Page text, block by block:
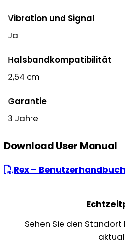
Vibration und Signal
Ja
Halsbandkompatibilität
2,54 cm
Garantie
3 Jahre
Download User Manual
Rex – Benutzerhandbuch
Sehen Sie den Standort